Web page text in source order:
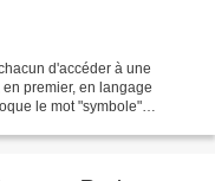
d'accéder à une
premier, en langage
le mot "symbole"